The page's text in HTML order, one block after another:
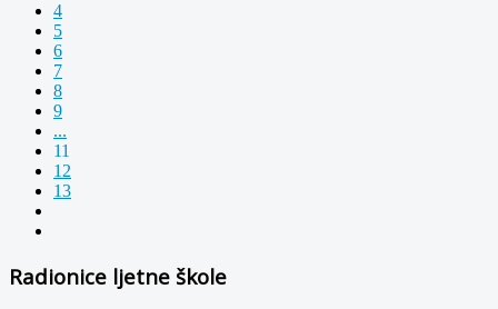
4
5
6
7
8
9
...
11
12
13
Radionice ljetne škole